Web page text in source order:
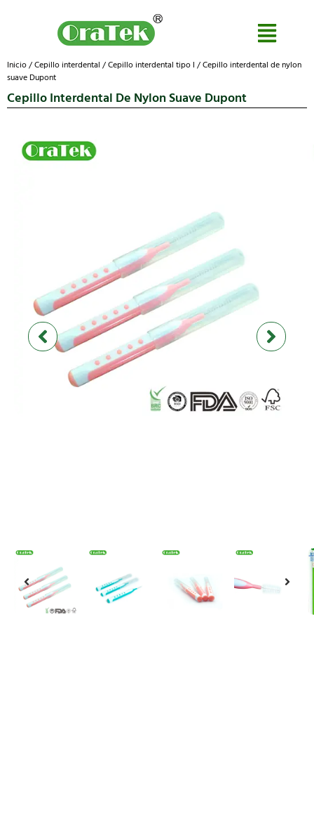
Inicio/Cepillo interdental /Cepillo interdental tipo I / Cepillo interdental de nylon
suave Dupont
Cepillo Interdental De Nylon Suave Dupont